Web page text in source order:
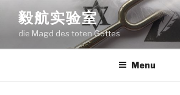
content
毅航实验室
die Magd des toten Gottes
Menu